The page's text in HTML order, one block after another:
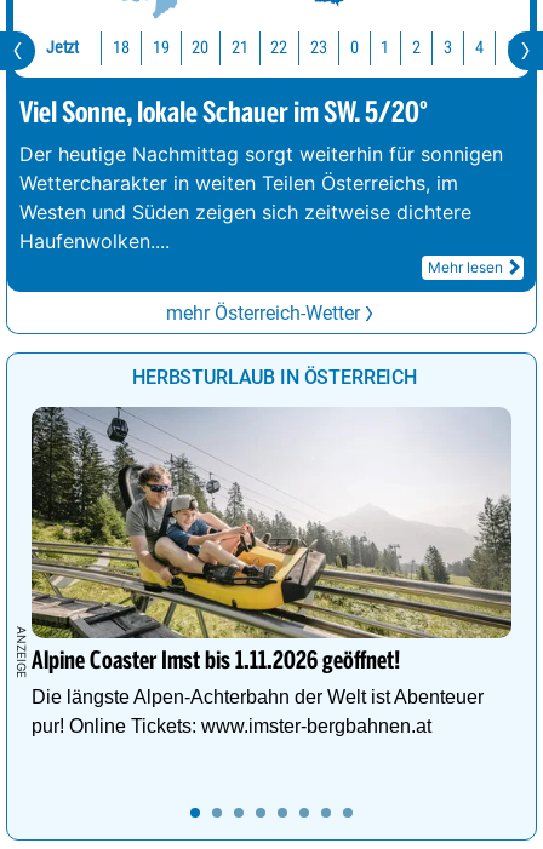
Jetzt 18 19 20 21 22 23 0 1 2 3 4 5
Viel Sonne, lokale Schauer im SW. 5/20°
Der heutige Nachmittag sorgt weiterhin für sonnigen
Wettercharakter in weiten Teilen Österreichs, im
Westen und Süden zeigen sich zeitweise dichtere
Haufenwolken....
Mehr lesen
mehr Österreich-Wetter
HERBSTURLAUB IN ÖSTERREICH
Alpine Coaster Imst bis 1.11.2026 geöffnet!
Die längste Alpen-Achterbahn der Welt ist Abenteuer
pur! Online Tickets: www.imster-bergbahnen.at